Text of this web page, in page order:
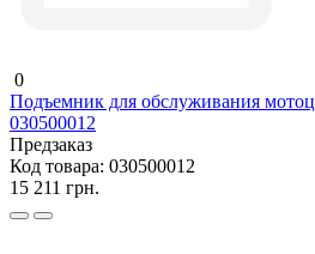
0
Подъемник для обслуживания
030500012
Предзаказ
Код товара: 030500012
15 211 грн.